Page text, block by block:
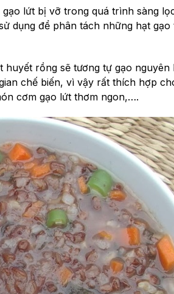
lứt bị vỡ trong quá trình sàng
dụng để phân tách những hạt
rồng sẽ tương tự gạo
chế biến, vì vậy rất thích hợp
cơm gạo lứt thơm ngon,….